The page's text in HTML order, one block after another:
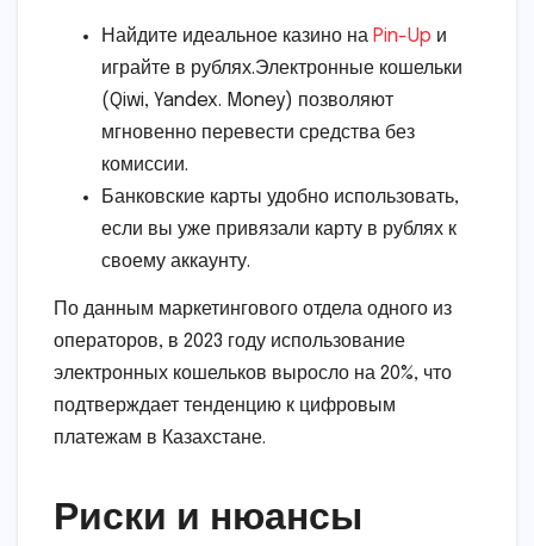
Найдите идеальное казино на Pin-Up и
играйте в рублях.Электронные кошельки
(Qiwi, Yandex. Money) позволяют
мгновенно перевести средства без
комиссии.
Банковские карты удобно использовать,
если вы уже привязали карту в рублях к
своему аккаунту.
По данным маркетингового отдела одного из
операторов, в 2023 году использование
электронных кошельков выросло на 20%, что
подтверждает тенденцию к цифровым
платежам в Казахстане.
Риски и нюансы